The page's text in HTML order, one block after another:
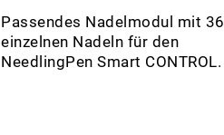
Passendes Nadelmodul mit 36
einzelnen Nadeln für den
NeedlingPen Smart CONTROL.